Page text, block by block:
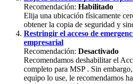
Recomendación: Habilitado
Elija una ubicación físicamente
obtener la copia de seguridad y
Restringir el acceso de
empresarial
Recomendación: Desactivado
Recomendamos deshabilitar el
completo para MSP . Sin embargo,
equipo lo use, le recomendamos